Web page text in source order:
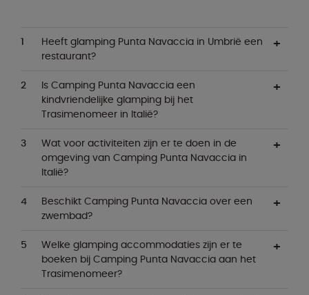
Heeft glamping Punta Navaccia in Umbrië een
restaurant?
Is Camping Punta Navaccia een
kindvriendelijke glamping bij het
Trasimenomeer in Italië?
Wat voor activiteiten zijn er te doen in de
omgeving van Camping Punta Navaccia in
Italië?
Beschikt Camping Punta Navaccia over een
zwembad?
Welke glamping accommodaties zijn er te
boeken bij Camping Punta Navaccia aan het
Trasimenomeer?